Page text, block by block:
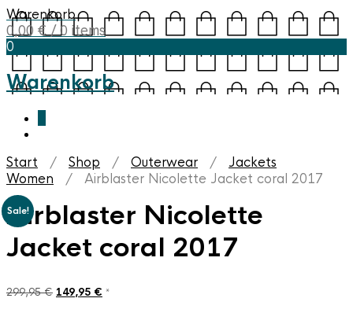
Warenkorb
0,00 € / 0 items
0
Warenkorb
Start / Shop / Outerwear / Jackets
Women / Airblaster Nicolette Jacket coral 2017
Airblaster Nicolette
Jacket coral 2017
299,95€ Ursprünglicher
149,95 € Aktueller
*
Sale!